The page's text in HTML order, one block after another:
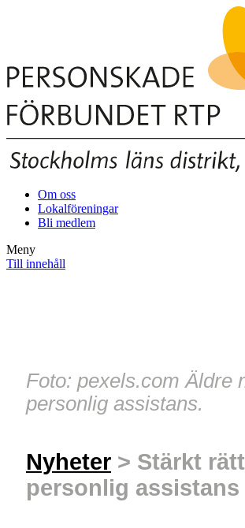
Om oss
Lokalföreningar
Bli medlem
Meny
Till innehåll
Foto: pexels.com Äldre
personlig assistans.
Nyheter > Stärkt
personlig assistans